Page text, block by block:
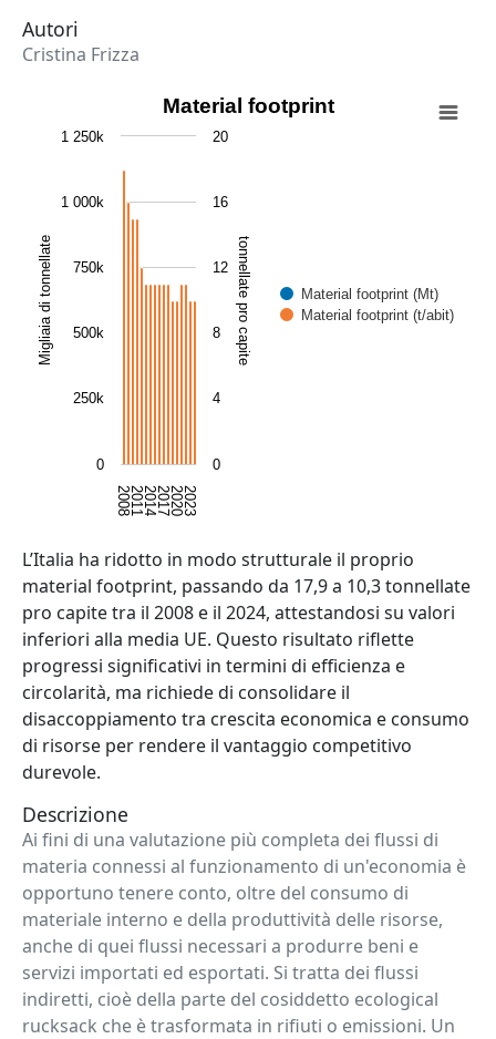
Autori
Cristina Frizza
Material footprint
Bar chart with 2 data series.
View as data table, Material footprint
The chart has 1 X axis displaying categories.
The chart has 2 Y axes displaying Migliaia di
Migliaia di tonnellate tonnellate pro capite
Material footprint
Material footprint (Mt)
Material footprint (t/abit)
2008 2014 2020
2011 2017 2023
0
250k
500k
750k
1 000k
1 250k
0
4
8
12
16
20
Abstract
L’Italia ha ridotto in modo strutturale il proprio
material footprint, passando da 17,9 a 10,3 tonnellate
pro capite tra il 2008 e il 2024, attestandosi su valori
inferiori alla media UE. Questo risultato riflette
progressi significativi in termini di efficienza e
circolarità, ma richiede di consolidare il
disaccoppiamento tra crescita economica e consumo
di risorse per rendere il vantaggio competitivo
durevole.
Descrizione
Ai fini di una valutazione più completa dei flussi di
materia connessi al funzionamento di un'economia è
opportuno tenere conto, oltre del consumo di
materiale interno e della produttività delle risorse,
anche di quei flussi necessari a produrre beni e
servizi importati ed esportati. Si tratta dei flussi
indiretti, cioè della parte del cosiddetto ecological
rucksack che è trasformata in rifiuti o emissioni. Un